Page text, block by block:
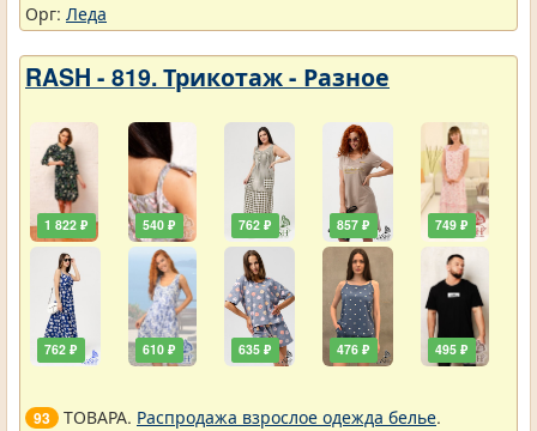
Орг: Леда
RASH - 819. Трикотаж - Разное
1 822 ₽
762 ₽
540 ₽
610 ₽
762 ₽
635 ₽
857 ₽
476 ₽
749 ₽
495 ₽
93 ТОВАРА. Распродажа взрослое одежда белье.